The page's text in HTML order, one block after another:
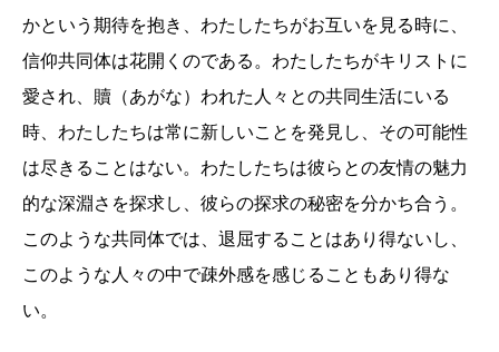
かという期待を抱き、わたしたちがお互いを見る時に、
信仰共同体は花開くのである。わたしたちがキリストに
愛され、贖（あがな）われた人々との共同生活にいる
時、わたしたちは常に新しいことを発見し、その可能性
は尽きることはない。わたしたちは彼らとの友情の魅力
的な深淵さを探求し、彼らの探求の秘密を分かち合う。
このような共同体では、退屈することはあり得ないし、
このような人々の中で疎外感を感じることもあり得な
い。